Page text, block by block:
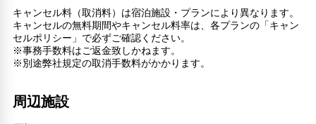
館内施設・便利なサービス
荷物預かりサービス
ツアーデスク
対応言語
キャンセル料（取消料）は宿泊施設・プランにより異なります。
キャンセルの無料期間やキャンセル料率は、各プランの「キャン
セルポリシー」で必ずご確認ください。
※事務手数料はご返金致しかねます。
※別途弊社規定の取消手数料がかかります。
周辺施設